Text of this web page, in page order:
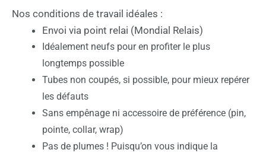
Nos conditions de travail idéales :
Envoi via point relai (Mondial Relais)
Idéalement neufs pour en profiter le plus
longtemps possible
Tubes non coupés, si possible, pour mieux repérer
les défauts
Sans empênage ni accessoire de préférence (pin,
pointe, collar, wrap)
Pas de plumes ! Puisqu’on vous indique la